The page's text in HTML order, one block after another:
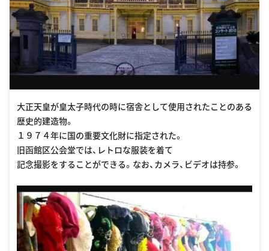
大正天皇が皇太子時代の時に宿舎として使用されたことのある
歴史的建造物。
１９７４年に国の重要文化財に指定された。
旧函館区公会堂では、レトロな服装を着て
記念撮影をすることができる。なお、カメラ、ビデオは持参。